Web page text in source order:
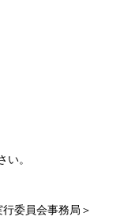
い。
委員会事務局＞